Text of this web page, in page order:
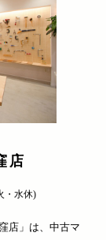
店
・水休)
店」は、中古マ